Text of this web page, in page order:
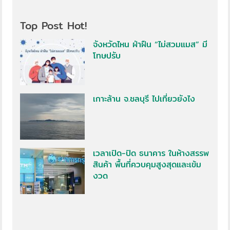
Top Post Hot!
จังหวัดไหน ฝ่าฝืน “ไม่สวมแมส” มี
โทษปรับ
เกาะล้าน จ.ชลบุรี ไปเที่ยวยังไง
เวลาเปิด-ปิด ธนาคาร ในห้างสรรพ
สินค้า พื้นที่ควบคุมสูงสุดและเข้ม
งวด